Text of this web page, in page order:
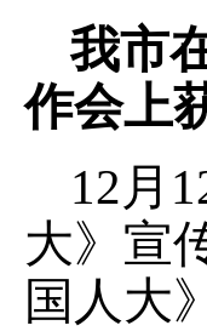
我市
作会上
12月
大》宣
国人大